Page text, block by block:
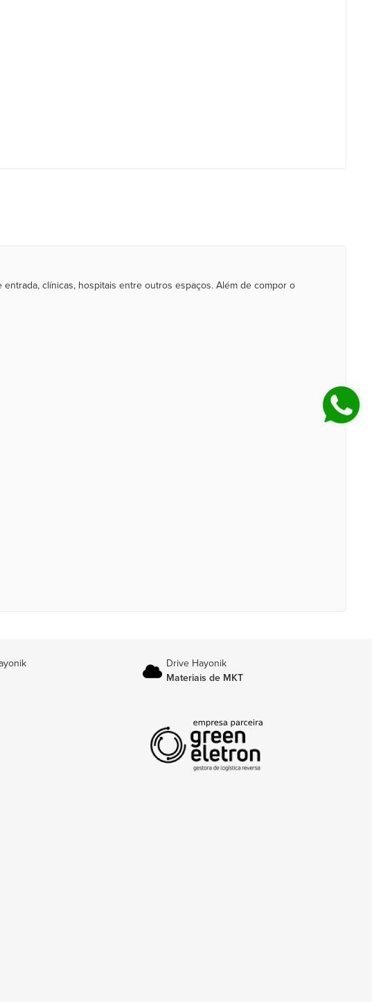
clínicas, hospitais entre outros espaços. Além de compor o
Drive Hayonik
Materiais de MKT